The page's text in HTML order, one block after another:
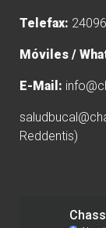
Telefax:
Móviles /
E-Mail:
Reddentis)